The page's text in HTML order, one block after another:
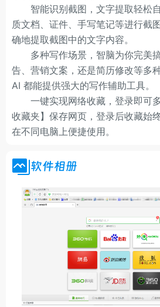
智能识别截图，文字提取轻松
质文档、证件、手写笔记等进行截
确地提取截图中的文字内容。
多种写作场景，智脑为你完美
告、营销文案，还是简历修改等多
AI 都能提供强大的写作辅助工具。
一键实现网络收藏，登录即可
收藏夹】保存网页，登录后收藏始
在不同电脑上便捷使用。
软件相册